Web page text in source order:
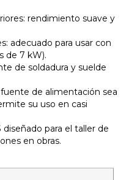
rendimiento suave y
adecuado para usar con
de 7 kW).
de soldadura y suelde
de alimentación sea
su uso en casi
para el taller de
en obras.